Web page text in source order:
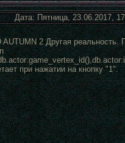
Дата: Пятница, 23.06.2017,
2 Другая реальность.
при нажатии на кнопку "1".